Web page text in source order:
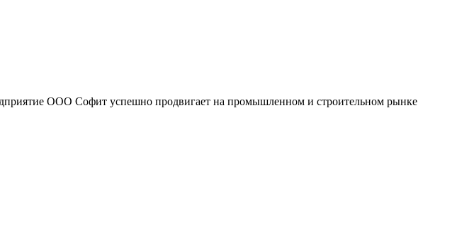
ООО Софит успешно продвигает на промышленном и строительном рынке